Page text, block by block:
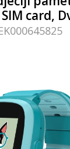
SIM card,